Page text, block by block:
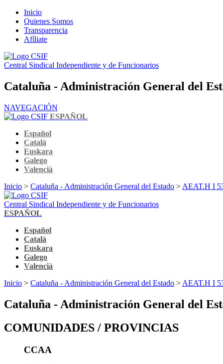
Inicio
Quienes Somos
Transparencia
Afíliate
Central Sindical Independiente y de Funcionarios
Cataluña - Administración General del
NAVEGACIÓN
ESPAÑOL
Español
Català
Euskara
Galego
Valencià
Inicio > Cataluña - Administración General del Estado > AEAT.H I
Central Sindical Independiente y de Funcionarios
ESPAÑOL
Español
Català
Euskara
Galego
Valencià
Inicio > Cataluña - Administración General del Estado > AEAT.H I
Cataluña - Administración General del
COMUNIDADES / PROVINCIAS
CCAA